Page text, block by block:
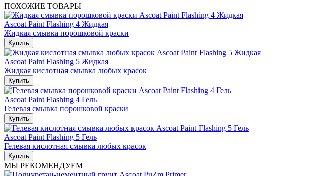
ПОХОЖИЕ ТОВАРЫ
Ascoat Paint Flashing 4 Жидкая
Жидкая смывка порошковой краски
Купить
Ascoat Paint Flashing 5 Жидкая
Жидкая кислотная смывка любых красок
Купить
Ascoat Paint Flashing 4 Гель
Гелевая смывка порошковой краски
Купить
Ascoat Paint Flashing 5 Гель
Гелевая кислотная смывка любых красок
Купить
МЫ РЕКОМЕНДУЕМ